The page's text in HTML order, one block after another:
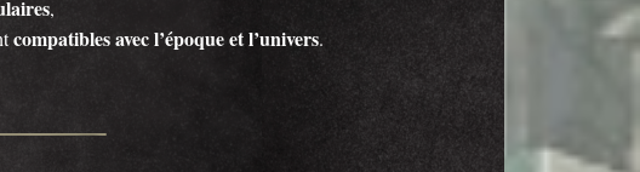
,
compatibles avec l’époque et l’univers.